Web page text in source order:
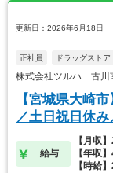
更新日：2026年6月18日
正社員 ドラッグストア
株式会社ツルハ 古川
【宮城県大崎
／土日祝日休
給与
【月収
【年収
【時給